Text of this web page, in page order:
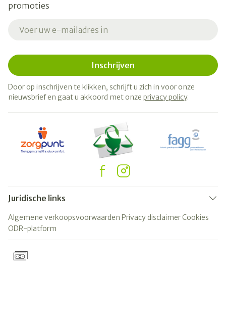
promoties
Inschrijven
Door op inschrijven te klikken, schrijft u zich in voor onze
nieuwsbrief en gaat u akkoord met onze privacy policy.
Juridische links
Algemene verkoopsvoorwaarden Privacy disclaimerCookies
ODR-platform